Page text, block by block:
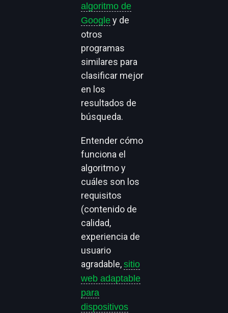
algoritmo de
Google y de
otros
programas
similares para
clasificar mejor
en los
resultados de
búsqueda.
Entender cómo
funciona el
algoritmo y
cuáles son los
requisitos
(contenido de
calidad,
experiencia de
usuario
agradable,sitio
web adaptable
para
dispositivos